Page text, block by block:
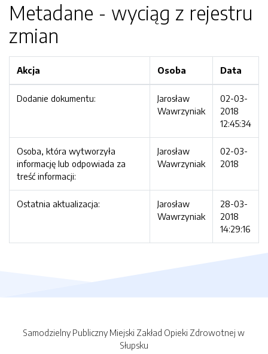
Metadane - wyciąg z rejestru
zmian
Akcja Osoba Data
Dodanie dokumentu:
Jarosław
Wawrzyniak
02-03-
2018
12:45:34
Osoba, która wytworzyła
informację lub odpowiada za
treść informacji:
Jarosław
Wawrzyniak
02-03-
2018
Ostatnia aktualizacja:
Jarosław
Wawrzyniak
28-03-
2018
14:29:16
Samodzielny Publiczny Miejski Zakład Opieki Zdrowotnej w
Słupsku